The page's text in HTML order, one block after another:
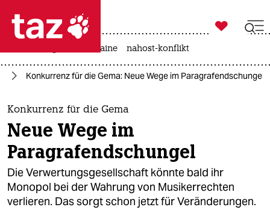
 taz zahl ich
taz zahl ich
themen
politik
öko
gesellschaft

taz zahl ich
krieg in der ukraine nahost-konflikt
Konkurrenz für die Gema: Neue Wege im Paragrafendschungel
Konkurrenz für die Gema
Neue Wege im
Paragrafendschungel
Die Verwertungsgesellschaft könnte bald ihr
Monopol bei der Wahrung von Musikerrechten
verlieren. Das sorgt schon jetzt für Veränderungen.